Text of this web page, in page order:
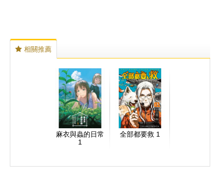
相關推薦
麻衣與蟲的日常
1
全部都要救 1